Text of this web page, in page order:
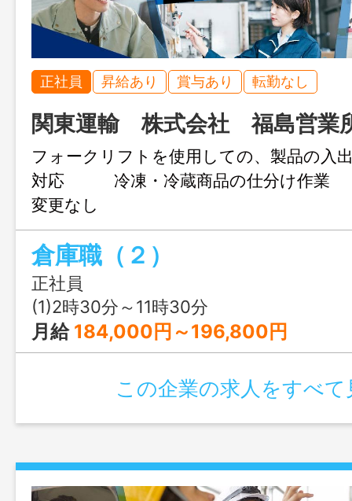
正社員 昇給あり 賞与あり 転勤なし
関東運輸 株式会社 福島営業
フォークリフトを使用しての、製品の入
対応 冷凍・冷蔵商品の仕分け作
変更なし
倉庫職（２）
正社員
(1)2時30分～11時30分
月給 184,000円～196,800円
この企業の求人をすべて